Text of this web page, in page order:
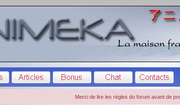
Merci de lire les règles du forum avant de